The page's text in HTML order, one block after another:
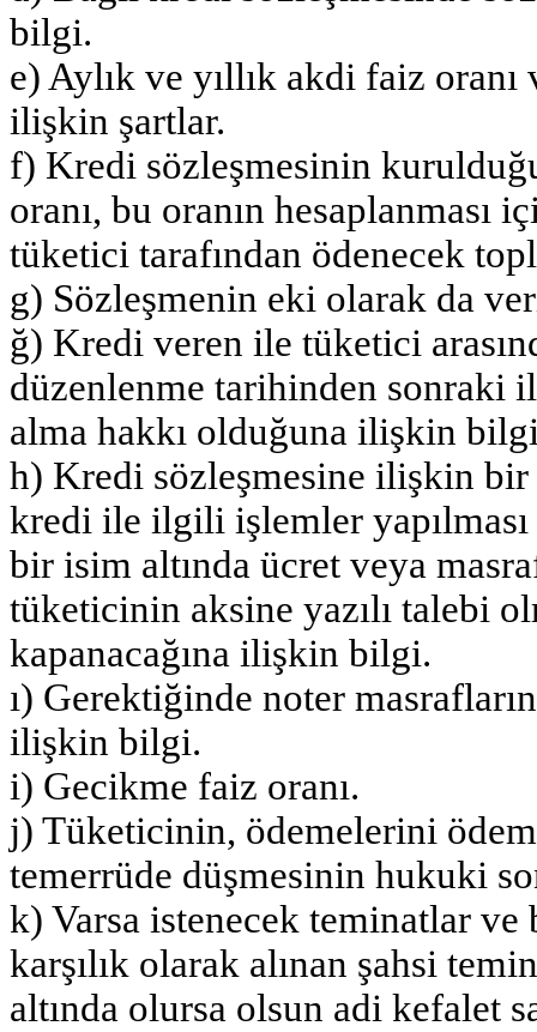
bilgi.
e) Aylık ve yıllık akdi faiz
ilişkin şartlar.
f) Kredi sözleşmesinin
oranı, bu oranın hesaplanması
tüketici tarafından ödenecek
g) Sözleşmenin eki olarak da
ğ) Kredi veren ile tüketici
düzenlenme tarihinden sonraki
alma hakkı olduğuna ilişkin
h) Kredi sözleşmesine ilişkin bir
kredi ile ilgili işlemler
bir isim altında ücret veya
tüketicinin aksine yazılı talebi
kapanacağına ilişkin bilgi.
ı) Gerektiğinde noter
ilişkin bilgi.
i) Gecikme faiz oranı.
j) Tüketicinin, ödemelerini
temerrüde düşmesinin hukuki
k) Varsa istenecek teminatlar
karşılık olarak alınan şahsi
altında olursa olsun adi kefalet